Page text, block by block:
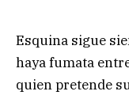
Esquina sigue
haya fumata
quien pretende